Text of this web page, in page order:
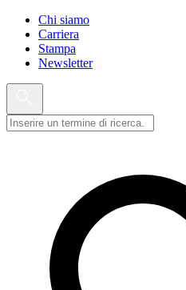
Chi siamo
Carriera
Stampa
Newsletter